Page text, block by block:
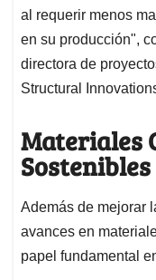
al requerir menos
en su producción",
directora de
Structural
Materiales
Sostenibles
Además de mejorar
avances en
papel fundamental